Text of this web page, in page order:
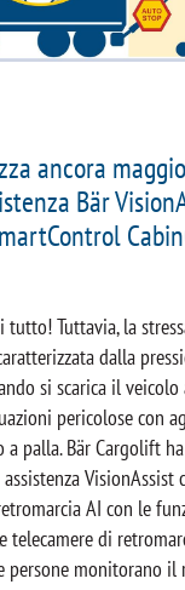
ancora
Bär
tutto! Tuttavia, la
dalla
si scarica il
pericolose con
a palla. Bär Cargolift
VisionAssist
AI con le
telecamere di
persone monitorano